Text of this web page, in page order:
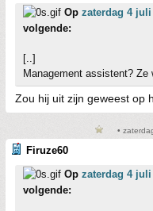
Op zaterdag 4 juli
volgende:
[..]
Management assistent? Ze
Zou hij uit zijn geweest op
•
Firuze60
Op zaterdag 4 juli
volgende: